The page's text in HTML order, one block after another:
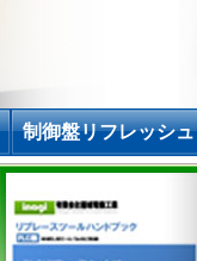
制御盤リフレッシュ